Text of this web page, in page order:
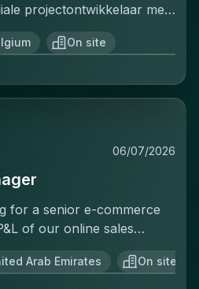
projectontwikkelaar met
Belgische vastgoedmarkt,
die
maken. In deze rol ben je
identificeren, acquisitie
residentieel, kantoren,
zoals eigenaars,
en architecten om
Je bent het
onderhandelingen
bij aan de groei en
van
On site
06/07/2026
for a senior e-commerce
of our online sales
just execute
for the revenue
or
Arab Emirates On site